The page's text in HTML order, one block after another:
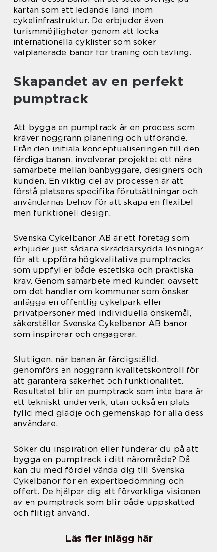
kartan som ett ledande land inom
cykelinfrastruktur. De erbjuder även
turismmöjligheter genom att locka
internationella cyklister som söker
välplanerade banor för träning och tävling.
Skapandet av en perfekt
pumptrack
Att bygga en pumptrack är en process som
kräver noggrann planering och utförande.
Från den initiala konceptualiseringen till den
färdiga banan, involverar projektet ett nära
samarbete mellan banbyggare, designers och
kunden. En viktig del av processen är att
förstå platsens specifika förutsättningar och
användarnas behov för att skapa en flexibel
men funktionell design.
Svenska Cykelbanor AB är ett företag som
erbjuder just sådana skräddarsydda lösningar
för att uppföra högkvalitativa pumptracks
som uppfyller både estetiska och praktiska
krav. Genom samarbete med kunder, oavsett
om det handlar om kommuner som önskar
anlägga en offentlig cykelpark eller
privatpersoner med individuella önskemål,
säkerställer Svenska Cykelbanor AB banor
som inspirerar och engagerar.
Slutligen, när banan är färdigställd,
genomförs en noggrann kvalitetskontroll för
att garantera säkerhet och funktionalitet.
Resultatet blir en pumptrack som inte bara är
ett tekniskt underverk, utan också en plats
fylld med glädje och gemenskap för alla dess
användare.
Söker du inspiration eller funderar du på att
bygga en pumptrack i ditt närområde? Då
kan du med fördel vända dig till Svenska
Cykelbanor för en expertbedömning och
offert. De hjälper dig att förverkliga visionen
av en pumptrack som blir både uppskattad
och flitigt använd.
Läs fler inlägg här